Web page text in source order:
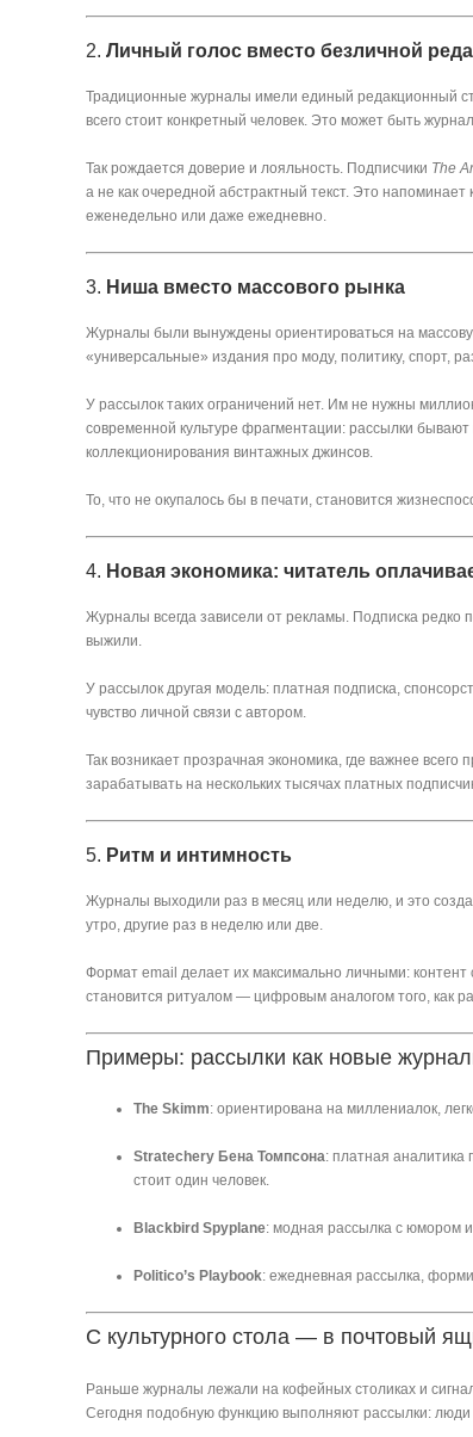
2. Личный голос вместо безличной
Традиционные журналы имели единый редакционный
всего стоит конкретный человек. Это может быть
Так рождается доверие и лояльность. Подписчики The
а не как очередной абстрактный текст. Это
еженедельно или даже ежедневно.
3. Ниша вместо массового рынка
Журналы были вынуждены ориентироваться на
«универсальные» издания про моду, политику, спорт,
У рассылок таких ограничений нет. Им не нужны
современной культуре фрагментации: рассылки бывают
коллекционирования винтажных джинсов.
То, что не окупалось бы в печати, становится
4. Новая экономика: читатель
Журналы всегда зависели от рекламы. Подписка редко
выжили.
У рассылок другая модель: платная подписка,
чувство личной связи с автором.
Так возникает прозрачная экономика, где важнее
зарабатывать на нескольких тысячах платных
5. Ритм и интимность
Журналы выходили раз в месяц или неделю, и это
утро, другие раз в неделю или две.
Формат email делает их максимально личными: контент
становится ритуалом — цифровым аналогом того, как
Примеры: рассылки как новые
The Skimm: ориентирована на миллениалок,
Stratechery Бена Томпсона: платная аналитика
стоит один человек.
Blackbird Spyplane: модная рассылка с юмором
Politico’s Playbook: ежедневная рассылка,
С культурного стола — в почтовый
Раньше журналы лежали на кофейных столиках и
Сегодня подобную функцию выполняют рассылки: люди